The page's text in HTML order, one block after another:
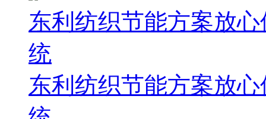
东利纺织节能方案放
统
东利纺织节能方案放